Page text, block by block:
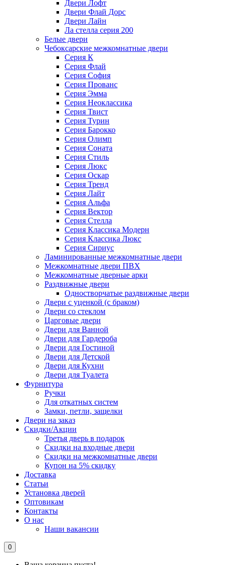
Двери Лофт
Двери Флай Дорс
Двери Лайн
Ла стелла серия 200
Белые двери
Чебоксарские межкомнатные двери
Серия К
Серия Флай
Серия София
Серия Прованс
Серия Эмма
Серия Неоклассика
Серия Твист
Серия Турин
Серия Барокко
Серия Олимп
Серия Соната
Серия Стиль
Серия Люкс
Серия Оскар
Серия Тренд
Серия Лайт
Серия Альфа
Серия Вектор
Серия Стелла
Серия Классика Модерн
Серия Классика Люкс
Серия Сириус
Ламинированные межкомнатные двери
Межкомнатные двери ПВХ
Межкомнатные дверные арки
Раздвижные двери
Одностворчатые раздвижные двери
Двери с уценкой (с браком)
Двери со стеклом
Царговые двери
Двери для Ванной
Двери для Гардероба
Двери для Гостиной
Двери для Детской
Двери для Кухни
Двери для Туалета
Фурнитура
Ручки
Для откатных систем
Замки, петли, защелки
Двери на заказ
Скидки/Акции
Третья дверь в подарок
Скидки на входные двери
Скидки на межкомнатные двери
Купон на 5% скидку
Доставка
Статьи
Установка дверей
Оптовикам
Контакты
О нас
Наши вакансии
0